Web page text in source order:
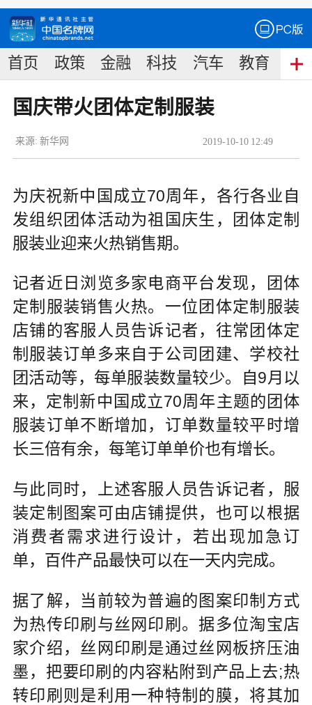
首页 政策 金融 科技 汽车 教育 食
国庆带火团体定制服装
2019-10-10 12:49
来源: 新华网
为庆祝新中国成立70周年，各行各业自
发组织团体活动为祖国庆生，团体定制
服装业迎来火热销售期。
记者近日浏览多家电商平台发现，团体
定制服装销售火热。一位团体定制服装
店铺的客服人员告诉记者，往常团体定
制服装订单多来自于公司团建、学校社
团活动等，每单服装数量较少。自9月以
来，定制新中国成立70周年主题的团体
服装订单不断增加，订单数量较平时增
长三倍有余，每笔订单单价也有增长。
与此同时，上述客服人员告诉记者，服
装定制图案可由店铺提供，也可以根据
消费者需求进行设计，若出现加急订
单，百件产品最快可以在一天内完成。
据了解，当前较为普遍的图案印制方式
为热传印刷与丝网印刷。据多位淘宝店
家介绍，丝网印刷是通过丝网板挤压油
墨，把要印刷的内容粘附到产品上去;热
转印刷则是利用一种特制的膜，将其加